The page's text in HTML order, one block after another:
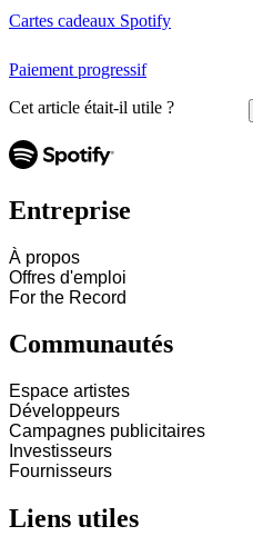
Cartes cadeaux Spotify
Paiement progressif
Cet article était-il utile ?
Entreprise
À propos
Offres d'emploi
For the Record
Communautés
Espace artistes
Développeurs
Campagnes publicitaires
Investisseurs
Fournisseurs
Liens utiles